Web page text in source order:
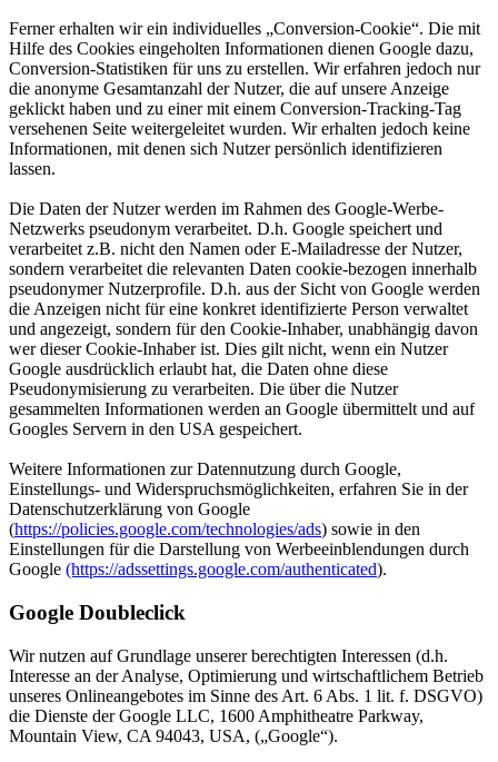
Ferner erhalten wir ein individuelles „Conversion-Cookie“. Die mit
Hilfe des Cookies eingeholten Informationen dienen Google dazu,
Conversion-Statistiken für uns zu erstellen. Wir erfahren jedoch nur
die anonyme Gesamtanzahl der Nutzer, die auf unsere Anzeige
geklickt haben und zu einer mit einem Conversion-Tracking-Tag
versehenen Seite weitergeleitet wurden. Wir erhalten jedoch keine
Informationen, mit denen sich Nutzer persönlich identifizieren
lassen.
Die Daten der Nutzer werden im Rahmen des Google-Werbe-
Netzwerks pseudonym verarbeitet. D.h. Google speichert und
verarbeitet z.B. nicht den Namen oder E-Mailadresse der Nutzer,
sondern verarbeitet die relevanten Daten cookie-bezogen innerhalb
pseudonymer Nutzerprofile. D.h. aus der Sicht von Google werden
die Anzeigen nicht für eine konkret identifizierte Person verwaltet
und angezeigt, sondern für den Cookie-Inhaber, unabhängig davon
wer dieser Cookie-Inhaber ist. Dies gilt nicht, wenn ein Nutzer
Google ausdrücklich erlaubt hat, die Daten ohne diese
Pseudonymisierung zu verarbeiten. Die über die Nutzer
gesammelten Informationen werden an Google übermittelt und auf
Googles Servern in den USA gespeichert.
Weitere Informationen zur Datennutzung durch Google,
Einstellungs- und Widerspruchsmöglichkeiten, erfahren Sie in der
Datenschutzerklärung von Google
(https://policies.google.com/technologies/ads) sowie in den
Einstellungen für die Darstellung von Werbeeinblendungen durch
Google (https://adssettings.google.com/authenticated).
Google Doubleclick
Wir nutzen auf Grundlage unserer berechtigten Interessen (d.h.
Interesse an der Analyse, Optimierung und wirtschaftlichem Betrieb
unseres Onlineangebotes im Sinne des Art. 6 Abs. 1 lit. f. DSGVO)
die Dienste der Google LLC, 1600 Amphitheatre Parkway,
Mountain View, CA 94043, USA, („Google“).